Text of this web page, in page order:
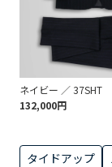
ネイビー ／ 37SHT
132,000円
タイドアップ